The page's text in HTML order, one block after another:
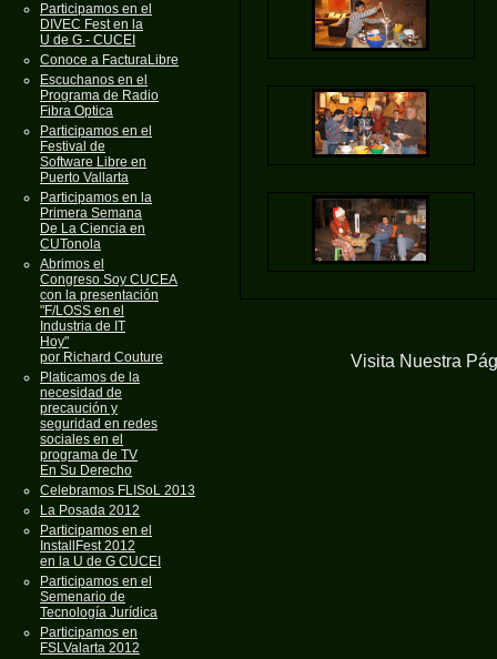
Participamos en el
DIVEC Fest en la
U de G - CUCEI
Conoce a FacturaLibre
Escuchanos en el
Programa de Radio
Fibra Optica
Participamos en el
Festival de
Software Libre en
Puerto Vallarta
Participamos en la
Primera Semana
De La Ciencia en
CUTonola
Abrimos el
Congreso Soy CUCEA
con la presentación
"F/LOSS en el
Industria de IT
Hoy"
por Richard Couture
Platicamos de la
necesidad de
precaución y
seguridad en redes
sociales en el
programa de TV
En Su Derecho
Celebramos FLISoL 2013
La Posada 2012
Participamos en el
InstallFest 2012
en la U de G CUCEI
Participamos en el
Semenario de
Tecnología Jurídica
Participamos en
FSLValarta 2012
Visita Nuestra